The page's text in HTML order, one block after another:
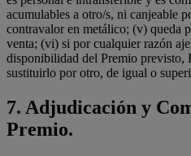
acumulables a otro/s, ni canjeable
contravalor en metálico; (v) queda
venta; (vi) si por cualquier razón
disponibilidad del Premio previsto,
sustituirlo por otro, de igual o
7. Adjudicación y
Premio.